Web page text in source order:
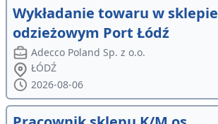
Wykładanie towaru w sklepie
odzieżowym Port Łódź
Adecco Poland Sp. z o.o.
ŁÓDŹ
2026-08-06